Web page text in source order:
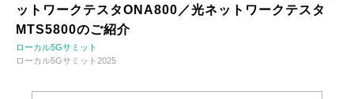
ットワークテスタONA800／光ネットワークテスタ
MTS5800のご紹介
ローカル5Gサミット
ローカル5Gサミット2025